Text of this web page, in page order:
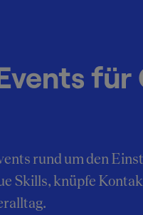
rund um den
Skills, knüpfe